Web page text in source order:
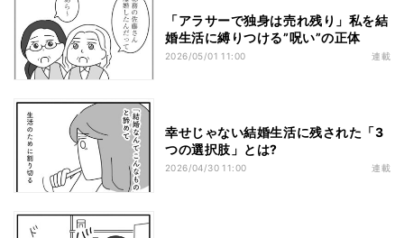
「アラサーで独身は売れ残り」私を結
婚生活に縛りつける”呪い”の正体
2026/05/01 11:00 連載
幸せじゃない結婚生活に残された「3
つの選択肢」とは?
2026/04/30 11:00 連載